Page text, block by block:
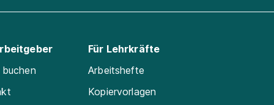
Für Lehrkräfte
Arbeitshefte
Kopiervorlagen